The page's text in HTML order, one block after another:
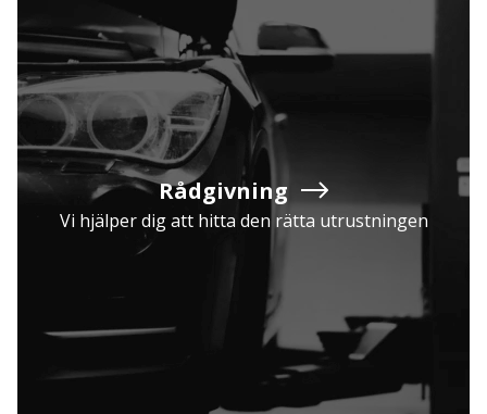
Exkl. moms
Rådgivning
Vi hjälper dig att hitta den rätta utrustningen